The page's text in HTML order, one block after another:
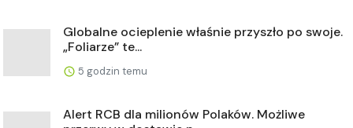
Globalne ocieplenie właśnie przyszło po swoje.
„Foliarze” te...
5 godzin temu
Alert RCB dla milionów Polaków. Możliwe